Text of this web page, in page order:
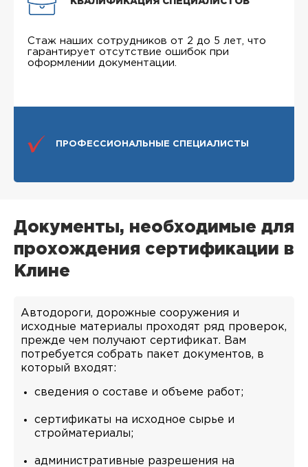
Стаж наших сотрудников от 2 до 5 лет, что
гарантирует отсутствие ошибок при
оформлении документации.
ПРОФЕССИОНАЛЬНЫЕ СПЕЦИАЛИСТЫ
Документы, необходимые для
прохождения сертификации в
Клине
Автодороги, дорожные сооружения и
исходные материалы проходят ряд проверок,
прежде чем получают сертификат. Вам
потребуется собрать пакет документов, в
который входят:
сведения о составе и объеме работ;
сертификаты на исходное сырье и
стройматериалы;
административные разрешения на